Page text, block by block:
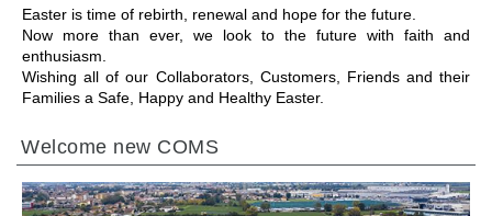
Easter is time of rebirth, renewal and hope for the future.
Now more than ever, we look to the future with faith and
enthusiasm.
Wishing all of our Collaborators, Customers, Friends and their
Families a Safe, Happy and Healthy Easter.
Welcome new COMS